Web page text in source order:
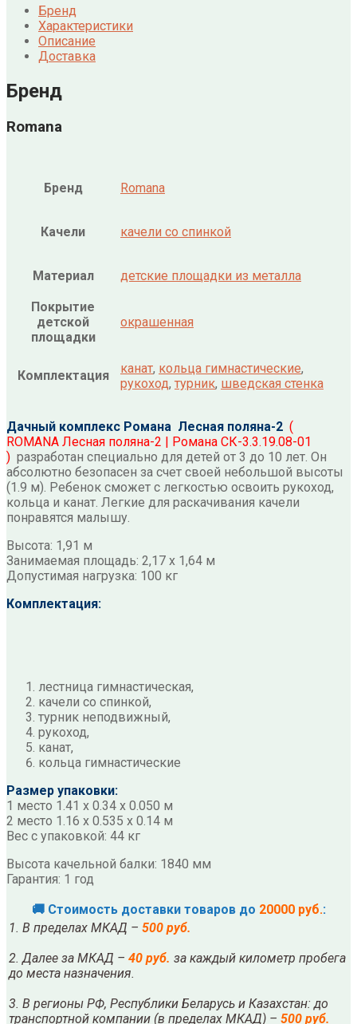
Бренд
Характеристики
Описание
Доставка
Бренд
Romana
Бренд Romana
Качели качели со спинкой
Материал детские площадки из металла
Покрытие
детской
площадки
окрашенная
Комплектация канат, кольца гимнастические,
рукоход, турник, шведская стенка
Дачный комплекс Романа Лесная поляна-2 (
ROMANA Лесная поляна-2 | Романа СК-3.3.19.08-01
) разработан специально для детей от 3 до 10 лет. Он
абсолютно безопасен за счет своей небольшой высоты
(1.9 м). Ребенок сможет с легкостью освоить рукоход,
кольца и канат. Легкие для раскачивания качели
понравятся малышу.
Высота: 1,91 м
Занимаемая площадь: 2,17 х 1,64 м
Допустимая нагрузка: 100 кг
Комплектация:
лестница гимнастическая,
качели со спинкой,
турник неподвижный,
рукоход,
канат,
кольца гимнастические
Размер упаковки:
1 место 1.41 х 0.34 х 0.050 м
2 место 1.16 х 0.535 х 0.14 м
Вес с упаковкой: 44 кг
Высота качельной балки: 1840 мм
Гарантия: 1 год
🚚 Стоимость доставки товаров до 20000 руб.:
1. В пределах МКАД – 500 руб.
2. Далее за МКАД – 40 руб. за каждый километр пробега
до места назначения.
3. В регионы РФ, Республики Беларусь и Казахстан: до
транспортной компании (в пределах МКАД) – 500 руб.